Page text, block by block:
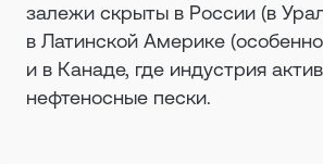
залежи скрыты в России (в
в Латинской Америке
и в Канаде, где индустрия
нефтеносные пески.